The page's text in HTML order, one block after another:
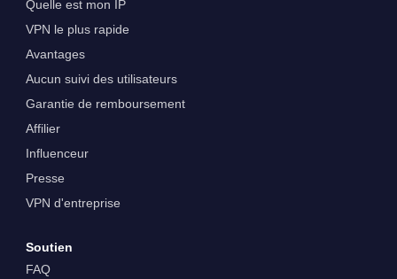
Quelle est mon IP
VPN le plus rapide
Avantages
Aucun suivi des utilisateurs
Garantie de remboursement
Affilier
Influenceur
Presse
VPN d'entreprise
Soutien
FAQ